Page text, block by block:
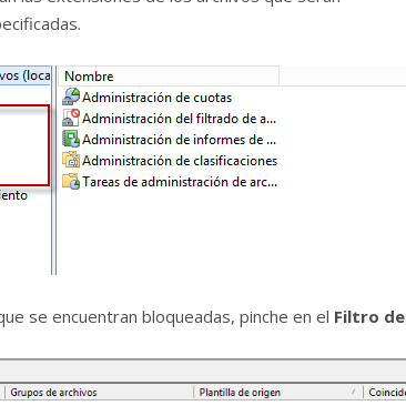
se encuentran bloqueadas, pinche en el Filtro de